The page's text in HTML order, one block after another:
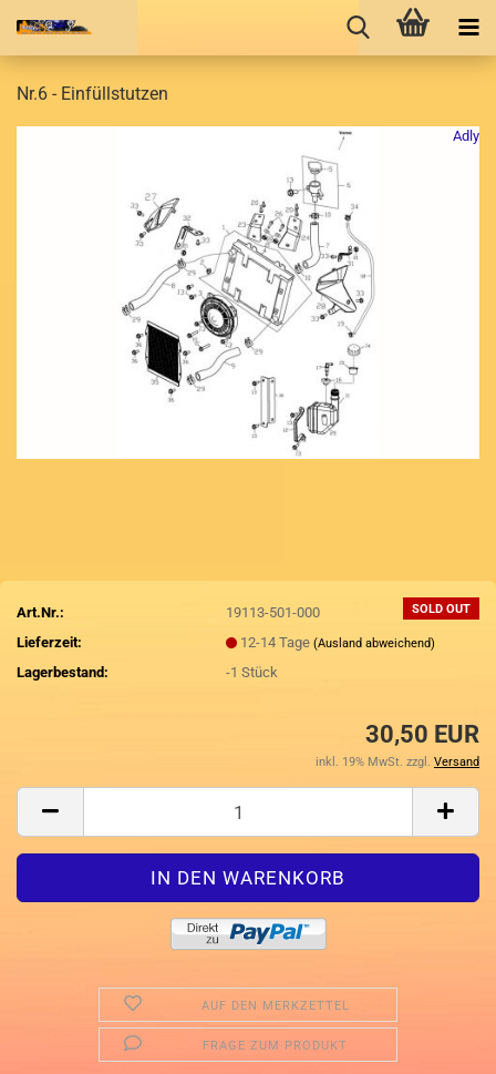
Nr.6 - Einfüllstutzen
Adly
SOLD OUT
Art.Nr.:
19113-501-000
Lieferzeit:
12-14 Tage(Ausland abweichend)
Lagerbestand: -1Stück
30,50 EUR
inkl. 19% MwSt. zzgl. Versand
AUF DEN MERKZETTEL
FRAGE ZUM PRODUKT